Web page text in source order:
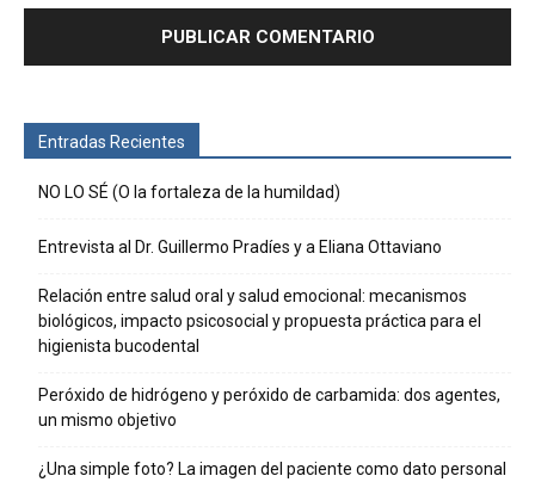
Entradas Recientes
NO LO SÉ (O la fortaleza de la humildad)
Entrevista al Dr. Guillermo Pradíes y a Eliana Ottaviano
Relación entre salud oral y salud emocional: mecanismos
biológicos, impacto psicosocial y propuesta práctica para el
higienista bucodental
Peróxido de hidrógeno y peróxido de carbamida: dos agentes,
un mismo objetivo
¿Una simple foto? La imagen del paciente como dato personal